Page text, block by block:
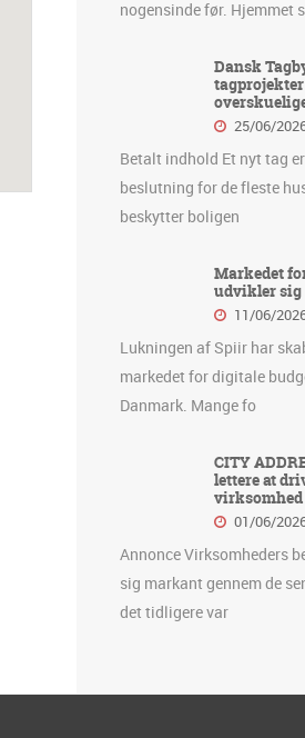
nogensinde før. Hjemmet
Dansk
25/06/
Betalt indhold Et nyt tag
beslutning for de fleste
beskytter boligen
Markedet
udvikler sig
11/06/
Lukningen af Spiir har
markedet for digitale
Danmark. Mange fo
CITY
lettere at
virksomhed
01/06/
Annonce Virksomheders
sig markant gennem de
det tidligere var